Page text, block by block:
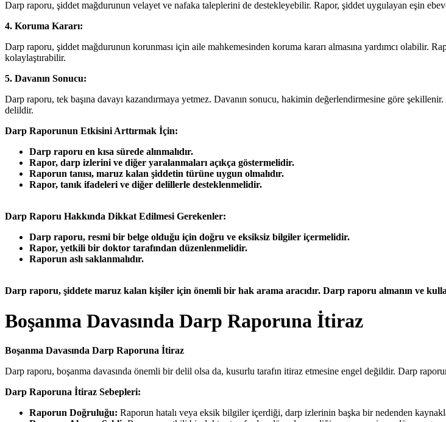
Darp raporu, şiddet mağdurunun velayet ve nafaka taleplerini de destekleyebilir. Rapor, şiddet uygulayan eşin
4. Koruma Kararı:
Darp raporu, şiddet mağdurunun korunması için aile mahkemesinden koruma kararı almasına yardımcı olabilir.
kolaylaştırabilir.
5. Davanın Sonucu:
Darp raporu, tek başına davayı kazandırmaya yetmez. Davanın sonucu, hakimin değerlendirmesine göre
delildir.
Darp Raporunun Etkisini Arttırmak İçin:
Darp raporu en kısa sürede alınmalıdır.
Rapor, darp izlerini ve diğer yaralanmaları açıkça göstermelidir.
Raporun tanısı, maruz kalan şiddetin türüne uygun olmalıdır.
Rapor, tanık ifadeleri ve diğer delillerle desteklenmelidir.
Darp Raporu Hakkında Dikkat Edilmesi Gerekenler:
Darp raporu, resmi bir belge olduğu için doğru ve eksiksiz bilgiler içermelidir.
Rapor, yetkili bir doktor tarafından düzenlenmelidir.
Raporun aslı saklanmalıdır.
Darp raporu, şiddete maruz kalan kişiler için önemli bir hak arama aracıdır. Darp raporu almanın ve
Boşanma Davasında Darp Raporuna İtiraz
Boşanma Davasında Darp Raporuna İtiraz
Darp raporu, boşanma davasında önemli bir delil olsa da, kusurlu tarafın itiraz etmesine engel değildir. Darp
Darp Raporuna İtiraz Sebepleri:
Raporun Doğruluğu: Raporun hatalı veya eksik bilgiler içerdiği, darp izlerinin başka bir nedenden